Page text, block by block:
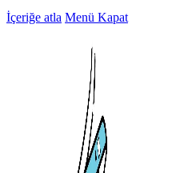
İçeriğe atla Menü Kapat